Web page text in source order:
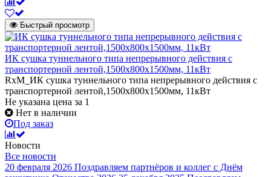
Быстрый просмотр
ИК сушка туннельного типа непрерывного действия с
транспортерной лентой,1500х800х1500мм, 11кВт
RxM_ИК сушка туннельного типа непрерывного действия с
транспортерной лентой,1500х800х1500мм, 11кВт
Не указана цена за 1
Нет в наличии
Под заказ
Новости
Все новости
20 февраля 2026 Поздравляем партнёров и коллег с Днём